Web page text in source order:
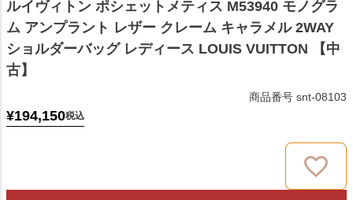
ルイヴィトン ポシェットメティス M53940 モノグラ
ム アンプラント レザー クレーム キャラメル 2WAY
ショルダーバッグ レディース LOUIS VUITTON 【中
古】
商品番号 snt-08103
¥194,150税込